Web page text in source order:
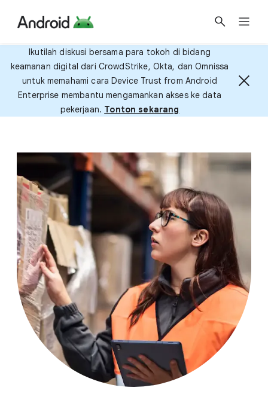
Ikutilah diskusi bersama para tokoh di bidang
keamanan digital dari CrowdStrike, Okta, dan Omnissa
untuk memahami cara Device Trust from Android
Enterprise membantu mengamankan akses ke data
pekerjaan. Tonton sekarang